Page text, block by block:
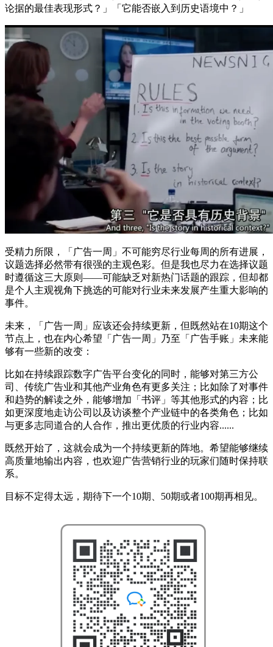
论据的最佳表现形式？」「它能否嵌入到历史语境中？」
受精力所限，「广告一周」不可能穷尽行业每周的所有进展，
议题选择必然带有很强的主观色彩。但是我也尽力在选择议题
时遵循这三大原则——可能缺乏对新热门话题的跟踪，但却都
是个人主观视角下挑选的可能对行业未来发展产生重大影响的
事件。
未来，「广告一周」应该还会持续更新，但既然站在10期这个
节点上，也在内心希望「广告一周」乃至「广告手账」未来能
够有一些新的改变：
比如在持续跟踪数字广告平台变化的同时，能够对第三方公
司、传统广告业和其他产业角色有更多关注；比如除了对事件
和趋势的解读之外，能够增加「书评」等其他形式的内容；比
如更深度地走访公司以及访谈整个产业链中的各类角色；比如
与更多志同道合的人合作，推出更优质的行业内容......
既然开始了，这就会成为一个持续更新的阵地。希望能够继续
高质量地输出内容，也欢迎广告营销行业的玩家们随时保持联
系。
目标不定得太远，期待下一个10期、50期或者100期再相见。